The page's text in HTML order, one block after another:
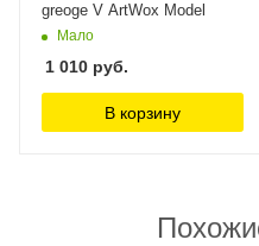
greoge V ArtWox Model
Мало
1 010 руб.
В корзину